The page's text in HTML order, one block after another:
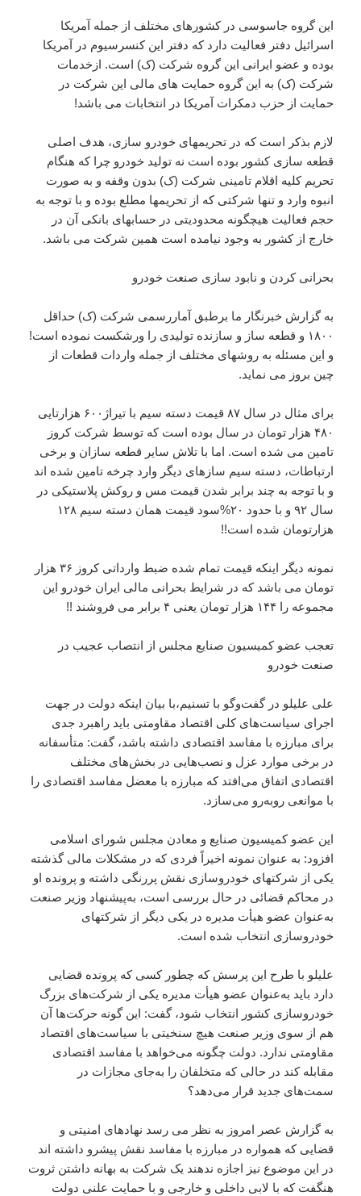
این گروه جاسوسی در کشورهای مختلف از جمله آمریکا
اسرائیل دفتر فعالیت دارد که دفتر این کنسرسیوم در آمریکا
بوده و عضو ایرانی این گروه شرکت (ک) است. ازخدمات
شرکت (ک) به این گروه حمایت های مالی این شرکت در
حمایت از حزب دمکرات آمریکا در انتخابات می باشد!
لازم بذکر است که در تحریمهای خودرو سازی، هدف اصلی
قطعه سازی کشور بوده است نه تولید خودرو چرا که هنگام
تحریم کلیه اقلام تامینی شرکت (ک) بدون وقفه و به صورت
انبوه وارد و تنها شرکتی که از تحریمها مطلع بوده و با توجه به
حجم فعالیت هیچگونه محدودیتی در حسابهای بانکی آن در
خارج از کشور به وجود نیامده است همین شرکت می باشد.
بحرانی کردن و نابود سازی صنعت خودرو
به گزارش خبرنگار ما برطبق آماررسمی شرکت (ک) حداقل
۱۸۰۰ و قطعه ساز و سازنده تولیدی را ورشکست نموده است!
و این مسئله به روشهای مختلف از جمله واردات قطعات از
چین بروز می نماید.
برای مثال در سال ۸۷ قیمت دسته سیم با تیراژ۶۰۰ هزارتایی
۴۸۰ هزار تومان در سال بوده است که توسط شرکت کروز
تامین می شده است. اما با تلاش سایر قطعه سازان و برخی
ارتباطات، دسته سیم سازهای دیگر وارد چرخه تامین شده اند
و با توجه به چند برابر شدن قیمت مس و روکش پلاستیکی در
سال ۹۲ و با حدود ۲۰%سود قیمت همان دسته سیم ۱۲۸
هزارتومان شده است!!
نمونه دیگر اینکه قیمت تمام شده ضبط وارداتی کروز ۳۶ هزار
تومان می باشد که در شرایط بحرانی مالی ایران خودرو این
مجموعه را ۱۴۴ هزار تومان یعنی ۴ برابر می فروشند !!
تعجب عضو کمیسیون صنایع مجلس از انتصاب عجیب در
صنعت خودرو
علی علیلو در گفت‌وگو با تسنیم،با بیان اینکه دولت در جهت
اجرای سیاست‌های کلی اقتصاد مقاومتی باید راهبرد جدی
برای مبارزه با مفاسد اقتصادی داشته باشد، گفت: متأسفانه
در برخی موارد عزل و نصب‌هایی در بخش‌های مختلف
اقتصادی اتفاق می‌افتد که مبارزه با معضل مفاسد اقتصادی را
با موانعی روبه‌رو می‌سازد.
این عضو کمیسیون صنایع و معادن مجلس شورای اسلامی
افزود: به‌ عنوان نمونه اخیراً فردی که در مشکلات مالی گذشته
یکی از شرکتهای خودروسازی نقش پررنگی داشته و پرونده او
در محاکم قضائی در حال بررسی است، به‌پیشنهاد وزیر صنعت
به‌عنوان عضو هیأت مدیره در یکی دیگر از شرکتهای
خودروسازی انتخاب شده است.
علیلو با طرح این پرسش که چطور کسی که پرونده قضایی
دارد باید به‌عنوان عضو هیأت مدیره یکی از شرکت‌های بزرگ
خودروسازی کشور انتخاب شود، گفت: این گونه حرکت‌ها آن
هم از سوی وزیر صنعت هیچ سنخیتی با سیاست‌های اقتصاد
مقاومتی ندارد. دولت چگونه می‌خواهد با مفاسد اقتصادی
مقابله کند در حالی که متخلفان را به‌جای مجازات در
سمت‌های جدید قرار می‌دهد؟
به گزارش عصر امروز به نظر می رسد نهادهای امنیتی و
قضایی که همواره در مبارزه با مفاسد نقش پیشرو داشته اند
در این موضوع نیز اجازه ندهند یک شرکت به بهانه داشتن ثروت
هنگفت که با لابی داخلی و خارجی و با حمایت علنی دولت